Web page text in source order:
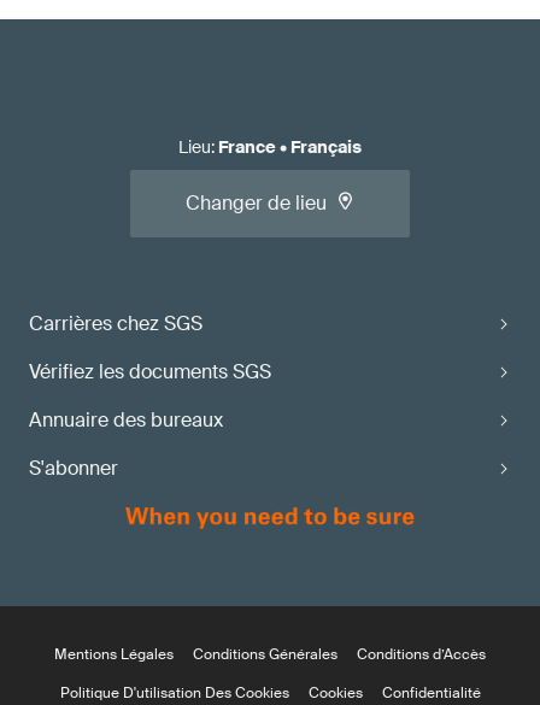
Carrières chez SGS
Vérifiez les documents SGS
Annuaire des bureaux
S'abonner
Lieu: France• Français
Changer de lieu
Mentions Légales Conditions Générales
Conditions d’Accès
Politique D'utilisation Des Cookies
Cookies Confidentialité